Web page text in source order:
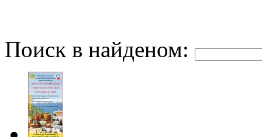
Поиск в найденом: